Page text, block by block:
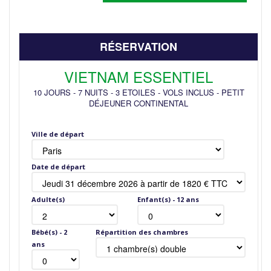
RÉSERVATION
VIETNAM ESSENTIEL
10 JOURS -7 NUITS -3 ETOILES -VOLS INCLUS -PETIT
DÉJEUNER CONTINENTAL
Ville de départ
Date de départ
Adulte(s) Enfant(s) - 12 ans
Bébé(s) - 2
ans
Répartition des chambres